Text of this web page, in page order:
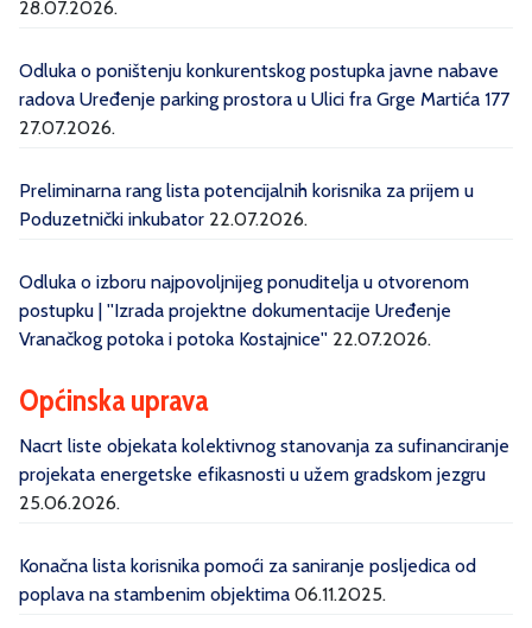
28.07.2026.
Odluka o poništenju konkurentskog postupka javne nabave
radova Uređenje parking prostora u Ulici fra Grge Martića 177
27.07.2026.
Preliminarna rang lista potencijalnih korisnika za prijem u
Poduzetnički inkubator 22.07.2026.
Odluka o izboru najpovoljnijeg ponuditelja u otvorenom
postupku | ''Izrada projektne dokumentacije Uređenje
Vranačkog potoka i potoka Kostajnice'' 22.07.2026.
Općinska uprava
Nacrt liste objekata kolektivnog stanovanja za sufinanciranje
projekata energetske efikasnosti u užem gradskom jezgru
25.06.2026.
Konačna lista korisnika pomoći za saniranje posljedica od
poplava na stambenim objektima 06.11.2025.